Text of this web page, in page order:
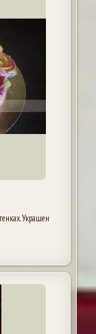
Украшен